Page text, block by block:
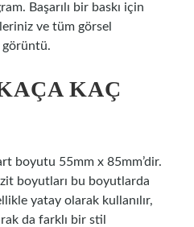
Başarılı bir baskı için
ve tüm görsel
görüntü.
KAÇ
boyutu 55mm x 85mm’dir.
boyutları bu boyutlarda
yatay olarak kullanılır,
da farklı bir stil